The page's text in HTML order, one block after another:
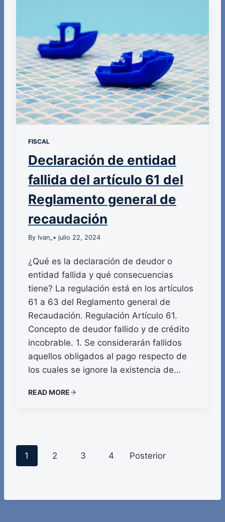
FISCAL
Declaración de entidad
fallida del artículo 61 del
Reglamento general de
recaudación
By Ivan_ • julio 22, 2024
¿Qué es la declaración de deudor o
entidad fallida y qué consecuencias
tiene? La regulación está en los artículos
61 a 63 del Reglamento general de
Recaudación. Regulación Artículo 61.
Concepto de deudor fallido y de crédito
incobrable. 1. Se considerarán fallidos
aquellos obligados al pago respecto de
los cuales se ignore la existencia de…
READ MORE
s
1 2 3 4 Posterior